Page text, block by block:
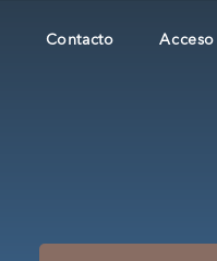
Contacto Acceso